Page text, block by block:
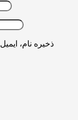
ذخیره نام،